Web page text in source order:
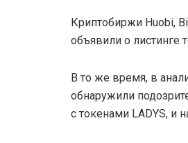
Криптобиржи Huobi,
объявили о листинге
В то же время, в
обнаружили
с токенами LADYS, и